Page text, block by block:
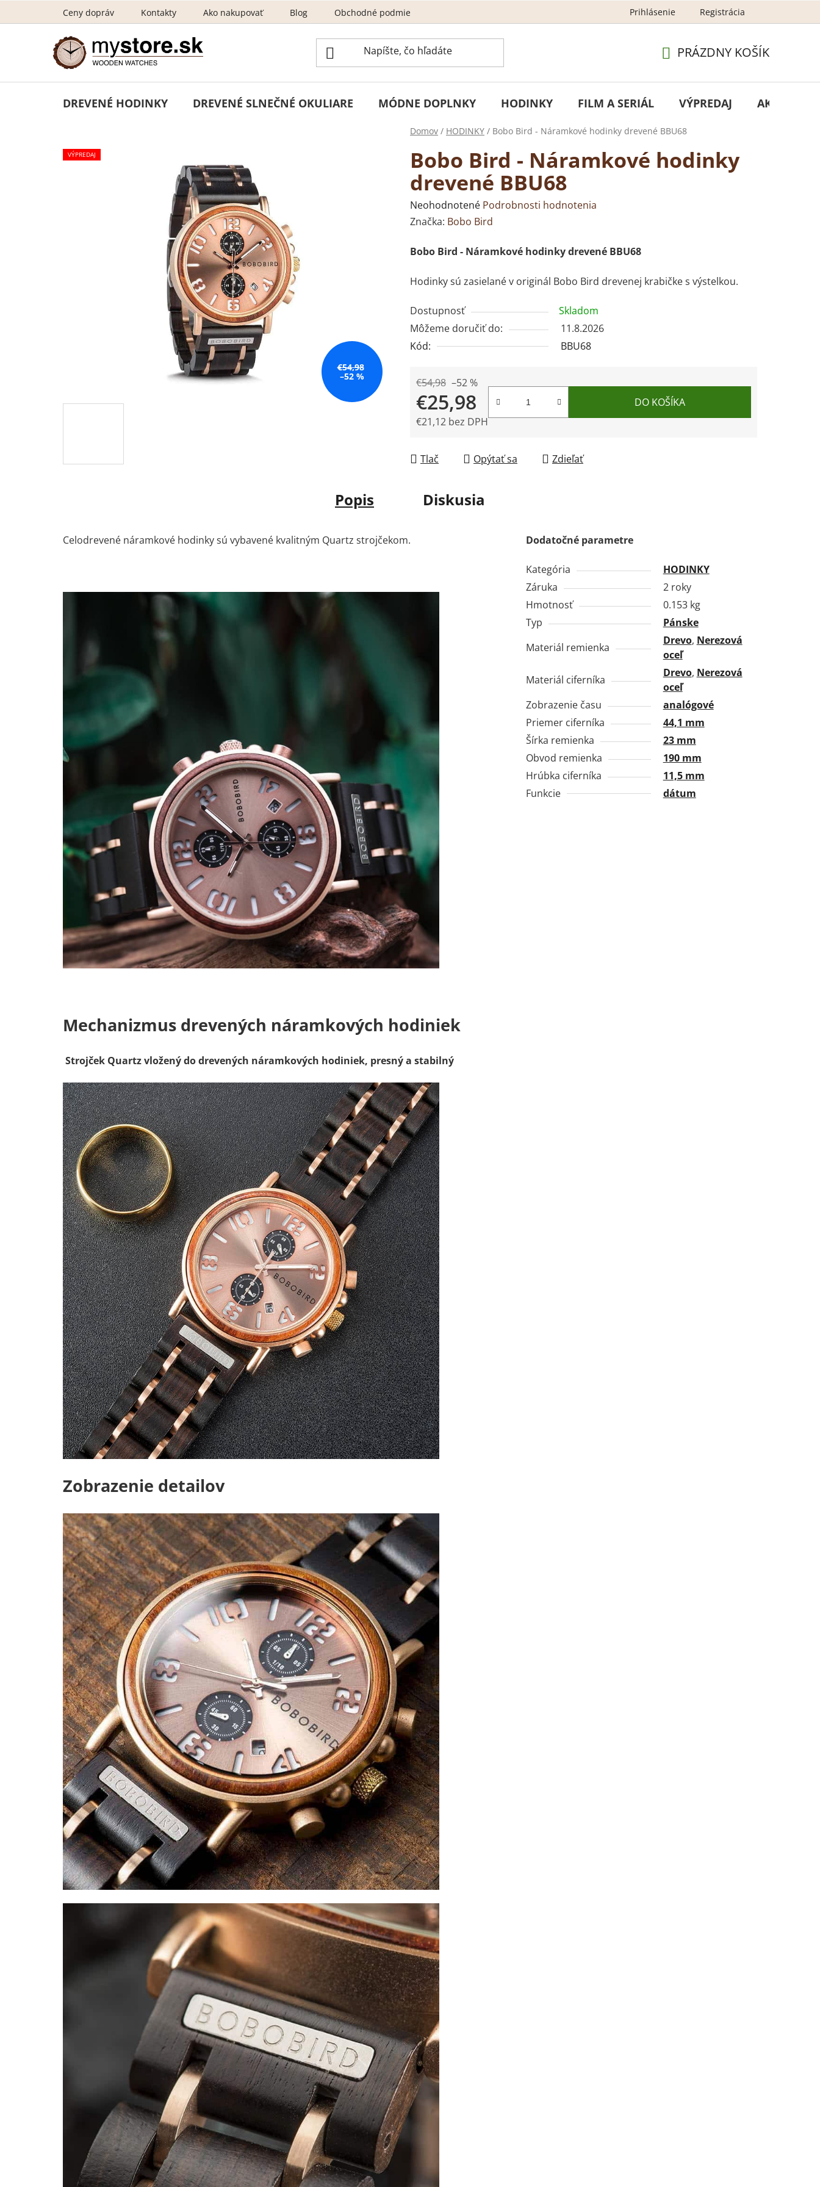
Ceny dopráv Kontakty Ako nakupovať Blog Obchodné podmienky GDPR - ochrana osobných údajov Newsletter –
Prihlásenie Registrácia
KOŠÍK
PRÁZDNY KOŠÍK
DREVENÉ HODINKY DREVENÉ SLNEČNÉ OKULIARE MÓDNE DOPLNKY HODINKY FILM A SERIÁL VÝPREDAJ AKCIA
Domov / HODINKY / Bobo Bird - Náramkové hodinky drevené BBU68
Bobo Bird - Náramkové hodinky
drevené BBU68
Priemerné
hodnotenie
je
z
hviezdičiek.
Neohodnotené Podrobnosti hodnotenia
Značka: Bobo Bird
Bobo Bird - Náramkové hodinky drevené BBU68
Hodinky sú zasielané v originál Bobo Bird drevenej krabičke s výstelkou.
Dostupnosť
Skladom
Môžeme doručiť do:
11.8.2026
Kód:
BBU68
€54,98 –52 %
€25,98
€21,12 bez DPH
DO KOŠÍKA
Tlač Opýtať sa Zdieľať
VÝPREDAJ
€54,98
–52 %
Popis Diskusia
Celodrevené náramkové hodinky sú vybavené kvalitným Quartz strojčekom.
Mechanizmus drevených náramkových hodiniek
Strojček Quartz vložený do drevených náramkových hodiniek, presný a stabilný
Zobrazenie detailov
Dodatočné parametre
Kategória
HODINKY
Záruka
2 roky
Hmotnosť
0.153 kg
Typ
Pánske
Materiál remienka
Drevo, Nerezová
oceľ
Materiál ciferníka
Drevo, Nerezová
oceľ
Zobrazenie času
analógové
Priemer ciferníka
44,1 mm
Šírka remienka
23 mm
Obvod remienka
190 mm
Hrúbka ciferníka
11,5 mm
Funkcie
dátum